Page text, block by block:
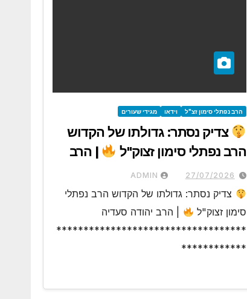
הרב נפתלי סימון זצ"ל וידאו מגידי שעורים
צדיק נסתר: גדולתו של הקדוש
הרב נפתלי סימון זצוק"ל
| הרב
יהודה סעדיה
27/07/2026
ADMIN
צדיק נסתר: גדולתו של הקדוש הרב נפתלי
סימון זצוק"ל
| הרב יהודה סעדיה
***********************************
************